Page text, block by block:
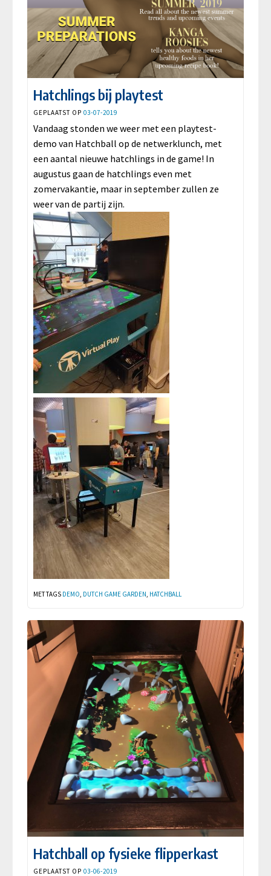
Hatchlings bij playtest
GEPLAATST OP 03-07-2019
Vandaag stonden we weer met een playtest-
demo van Hatchball op de netwerklunch, met
een aantal nieuwe hatchlings in de game! In
augustus gaan de hatchlings even met
zomervakantie, maar in september zullen ze
weer van de partij zijn.
MET TAGS DEMO, DUTCH GAME GARDEN, HATCHBALL
Hatchball op fysieke flipperkast
GEPLAATST OP 03-06-2019